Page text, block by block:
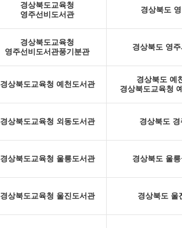
경상북도교육청
영주선비도서관
경상북도
경상북도교육청
영주선비도서관풍기분관
경상북도 영
경상북도교육청 예천도서관
경상북도 예
경상북도교육청
경상북도교육청 외동도서관 경상북도
경상북도교육청 울릉도서관 경상북도 울
경상북도교육청 울진도서관 경상북도 울